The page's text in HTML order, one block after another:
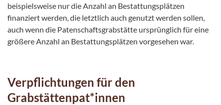
beispielsweise nur die Anzahl an Bestattungsplätzen
finanziert werden, die letztlich auch genutzt werden sollen,
auch wenn die Patenschaftsgrabstätte ursprünglich für eine
größere Anzahl an Bestattungsplätzen vorgesehen war.
Verpflichtungen für den
Grabstättenpat*innen